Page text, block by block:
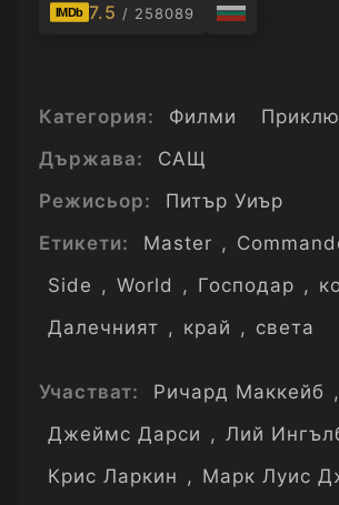
IMDb 7.5 / 258089
Категория: Филми
Държава:
САЩ
Режисьор:
Питър Уиър
Етикети:
Master ,
Side , World , Господар ,
Далечният , край , света
Участват: Ричард Маккейб ,
Джеймс Дарси , Лий
Крис Ларкин , Марк Луис